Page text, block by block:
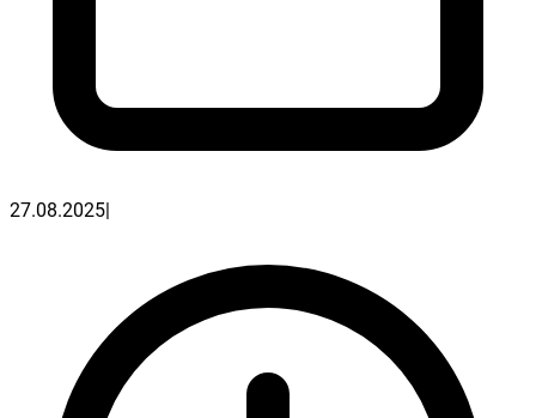
27.08.2025